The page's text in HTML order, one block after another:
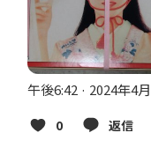
午後6:42 · 2024年4
0 返信